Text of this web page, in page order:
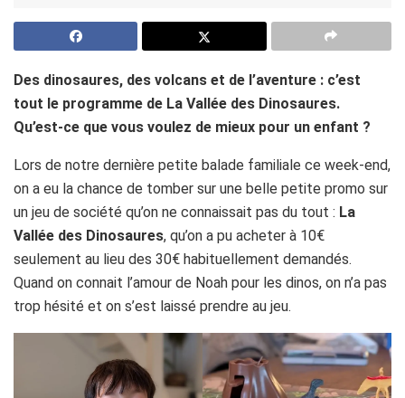
Des dinosaures, des volcans et de l’aventure : c’est
tout le programme de La Vallée des Dinosaures.
Qu’est-ce que vous voulez de mieux pour un enfant ?
Lors de notre dernière petite balade familiale ce week-end,
on a eu la chance de tomber sur une belle petite promo sur
un jeu de société qu’on ne connaissait pas du tout : La
Vallée des Dinosaures, qu’on a pu acheter à 10€
seulement au lieu des 30€ habituellement demandés.
Quand on connait l’amour de Noah pour les dinos, on n’a pas
trop hésité et on s’est laissé prendre au jeu.